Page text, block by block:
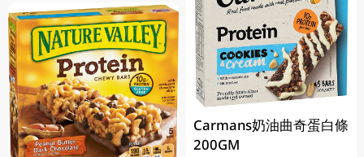
Carmans奶油曲奇蛋白條
200GM